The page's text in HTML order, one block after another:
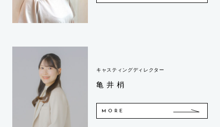
キャスティングディレクター
亀井梢
MORE